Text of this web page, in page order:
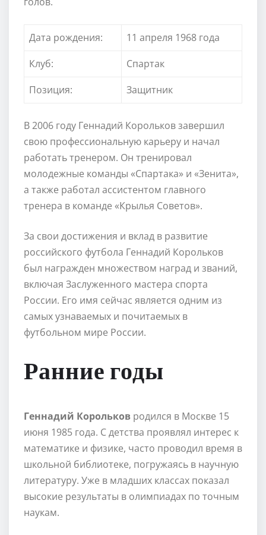
Дата рождения:
11 апреля 1968 года
Клуб:
Спартак
Позиция:
Защитник
В 2006 году Геннадий Корольков завершил
свою профессиональную карьеру и начал
работать тренером. Он тренировал
молодежные команды «Спартака» и «Зенита»,
а также работал ассистентом главного
тренера в команде «Крылья Советов».
За свои достижения и вклад в развитие
российского футбола Геннадий Корольков
был награжден множеством наград и званий,
включая Заслуженного мастера спорта
России. Его имя сейчас является одним из
самых узнаваемых и почитаемых в
футбольном мире России.
Ранние годы
Геннадий Корольков родился в Москве 15
июня 1985 года. С детства проявлял интерес к
математике и физике, часто проводил время в
школьной библиотеке, погружаясь в научную
литературу. Уже в младших классах показал
высокие результаты в олимпиадах по точным
наукам.